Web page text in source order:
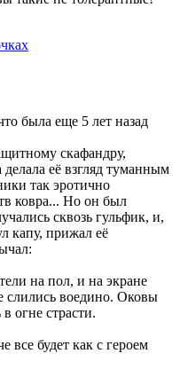
была еще 5 лет назад
скафандру,
её взгляд туманным
так эротично
ковра... Но он был
сквозь гульфик, и,
капу, прижал её
на пол, и на экране
воедино. Оковы
огне страсти.
все будет как с героем